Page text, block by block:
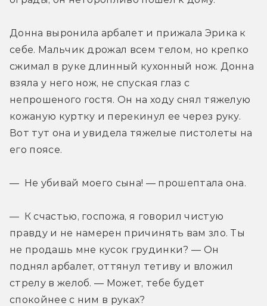
Донна выронила арбалет и прижала Эрика к
себе. Мальчик дрожал всем телом, но крепко
сжимал в руке длинный кухонный нож. Донна
взяла у него нож, не спуская глаз с
непрошеного гостя. Он на ходу снял тяжелую
кожаную куртку и перекинул ее через руку.
Вот тут она и увидела тяжелые пистолеты на
его поясе.
— Не убивай моего сына! — прошептала она.
— К счастью, госпожа, я говорил чистую
правду и не намерен причинять вам зло. Ты
не продашь мне кусок грудинки? — Он
поднял арбалет, оттянул тетиву и вложил
стрелу в желоб. — Может, тебе будет
спокойнее с ним в руках?